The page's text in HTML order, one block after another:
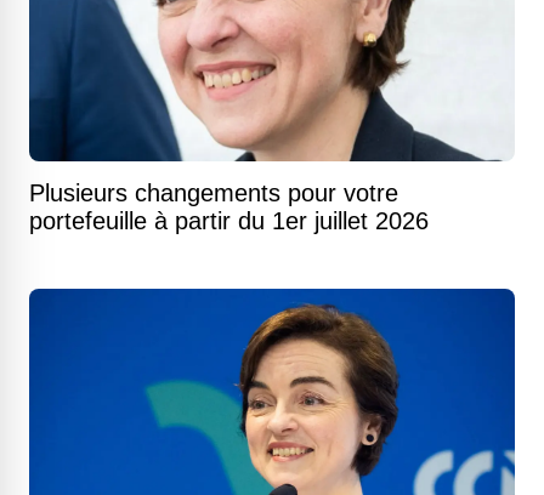
Plusieurs changements pour votre
portefeuille à partir du 1er juillet 2026